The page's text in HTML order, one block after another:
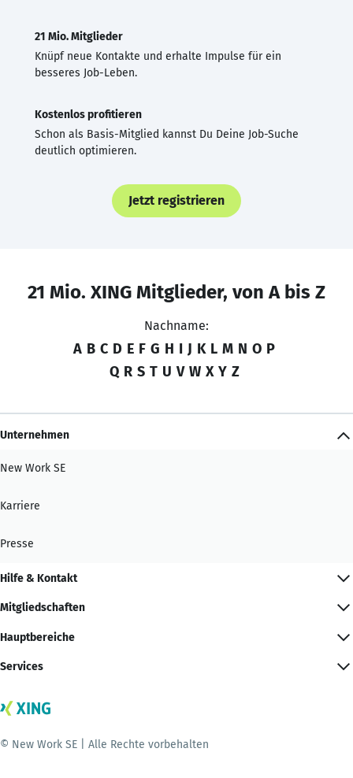
21 Mio. Mitglieder
Knüpf neue Kontakte und erhalte Impulse für ein
besseres Job-Leben.
Kostenlos profitieren
Schon als Basis-Mitglied kannst Du Deine Job-Suche
deutlich optimieren.
Jetzt registrieren
21 Mio. XING Mitglieder, von A bis Z
Nachname:
A B C D E F G H I J K L M N O P
Q R S T U V W X Y Z
Unternehmen
New Work SE
Karriere
Presse
Hilfe & Kontakt
Mitgliedschaften
Hauptbereiche
Services
© New Work SE | Alle Rechte vorbehalten